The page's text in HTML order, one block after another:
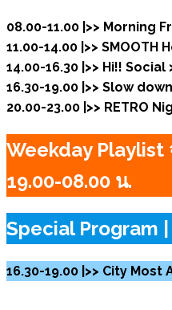
08.00-11.00 |>> Morning
11.00-14.00 |>> SMOOTH
14.00-16.30 |>> Hi!! Social
16.30-19.00 |>> Slow
20.00-23.00 |>> RETRO
Weekday
19.00-08.00 น.
Special Program
16.30-19.00 |>> City Most